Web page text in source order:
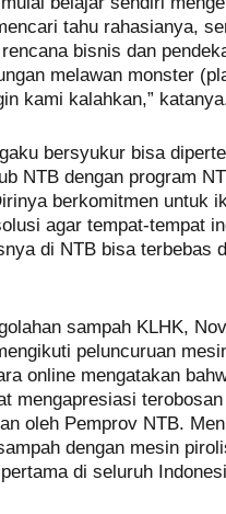
tahu rahasianya,
bisnis dan
melawan monster
kami kalahkan,”
bersyukur bisa
NTB dengan program
berkomitmen untuk
agar tempat-tempat
di NTB bisa terbebas
sampah KLHK,
peluncuruan
online mengatakan
mengapresiasi
oleh Pemprov NTB.
dengan mesin
di seluruh